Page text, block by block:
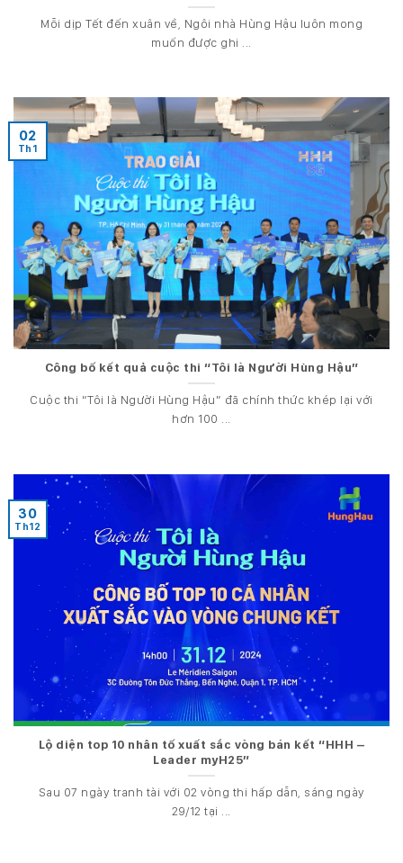
Mỗi dịp Tết đến xuân về, Ngôi nhà Hùng Hậu luôn mong
muốn được ghi ...
Công bố kết quả cuộc thi “Tôi là Người Hùng Hậu”
Cuộc thi “Tôi là Người Hùng Hậu” đã chính thức khép lại với
hơn 100 ...
02
Th1
Lộ diện top 10 nhân tố xuất sắc vòng bán kết “HHH –
Leader myH25”
Sau 07 ngày tranh tài với 02 vòng thi hấp dẫn, sáng ngày
29/12 tại ...
30
Th12